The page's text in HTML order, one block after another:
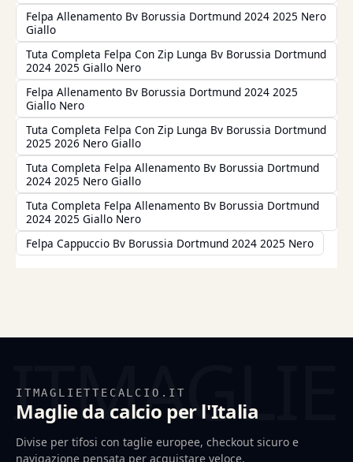
Felpa Allenamento Bv Borussia Dortmund 2024 2025 Nero
Giallo
Tuta Completa Felpa Con Zip Lunga Bv Borussia Dortmund
2024 2025 Giallo Nero
Felpa Allenamento Bv Borussia Dortmund 2024 2025
Giallo Nero
Tuta Completa Felpa Con Zip Lunga Bv Borussia Dortmund
2025 2026 Nero Giallo
Tuta Completa Felpa Allenamento Bv Borussia Dortmund
2024 2025 Nero Giallo
Tuta Completa Felpa Allenamento Bv Borussia Dortmund
2024 2025 Giallo Nero
Felpa Cappuccio Bv Borussia Dortmund 2024 2025 Nero
ITMAGLIETTECALCIO.IT
Maglie da calcio per l'Italia
Divise per tifosi con taglie europee, checkout sicuro e
navigazione pensata per acquistare veloce.